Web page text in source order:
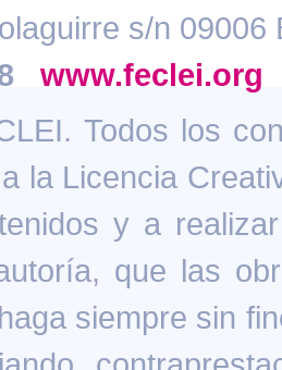
s/n
www.feclei.org
Todos los
la Licencia
y a
que las
siempre sin